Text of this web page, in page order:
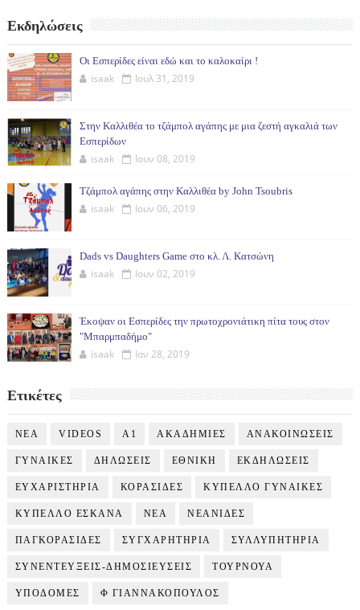
Εκδηλώσεις
Οι Εσπερίδες είναι εδώ και το καλοκαίρι !
isaak Ιουλ 31, 2019
Στην Καλλιθέα το τζάμπολ αγάπης με μια ζεστή αγκαλιά των
Εσπερίδων
isaak Ιουν 08, 2019
Τζάμπολ αγάπης στην Καλλιθέα by John Tsoubris
isaak Ιουν 06, 2019
Dads vs Daughters Game στο κλ. Λ. Κατσώνη
isaak Ιουν 02, 2019
Έκοψαν οι Εσπερίδες την πρωτοχρονιάτικη πίτα τους στον
"Μπαρμπαδήμο"
isaak Ιαν 28, 2019
Ετικέτες
NEA VIDEOS Α1 ΑΚΑΔΗΜΙΕΣ ΑΝΑΚΟΙΝΩΣΕΙΣ
ΓΥΝΑΙΚΕΣ ΔΗΛΩΣΕΙΣ ΕΘΝΙΚΗ ΕΚΔΗΛΩΣΕΙΣ
ΕΥΧΑΡΙΣΤΗΡΙΑ ΚΟΡΑΣΙΔΕΣ ΚΥΠΕΛΛΟ ΓΥΝΑΙΚΕΣ
ΚΥΠΕΛΛΟ ΕΣΚΑΝΑ ΝΕΑ ΝΕΑΝΙΔΕΣ
ΠΑΓΚΟΡΑΣΙΔΕΣ ΣΥΓΧΑΡΗΤΗΡΙΑ ΣΥΛΛΥΠΗΤΗΡΙΑ
ΣΥΝΕΝΤΕΥΞΕΙΣ-ΔΗΜΟΣΙΕΥΣΕΙΣ ΤΟΥΡΝΟΥΑ
ΥΠΟΔΟΜΕΣ Φ ΓΙΑΝΝΑΚΟΠΟΥΛΟΣ